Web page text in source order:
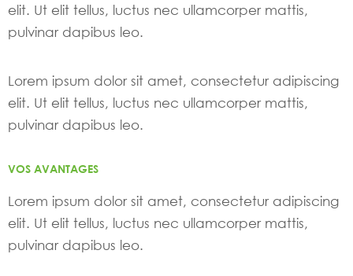
elit. Ut elit tellus, luctus nec ullamcorper mattis,
pulvinar dapibus leo.
Lorem ipsum dolor sit amet, consectetur adipiscing
elit. Ut elit tellus, luctus nec ullamcorper mattis,
pulvinar dapibus leo.
VOS AVANTAGES
Lorem ipsum dolor sit amet, consectetur adipiscing
elit. Ut elit tellus, luctus nec ullamcorper mattis,
pulvinar dapibus leo.